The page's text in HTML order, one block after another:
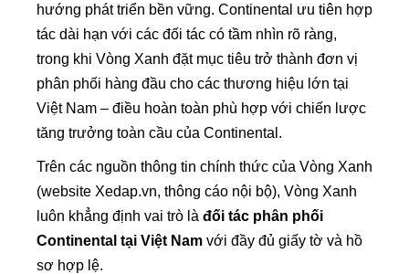
hướng phát triển bền vững. Continental ưu tiên hợp
tác dài hạn với các đối tác có tầm nhìn rõ ràng,
trong khi Vòng Xanh đặt mục tiêu trở thành đơn vị
phân phối hàng đầu cho các thương hiệu lớn tại
Việt Nam – điều hoàn toàn phù hợp với chiến lược
tăng trưởng toàn cầu của Continental.
Trên các nguồn thông tin chính thức của Vòng Xanh
(website Xedap.vn, thông cáo nội bộ), Vòng Xanh
luôn khẳng định vai trò là đối tác phân phối
Continental tại Việt Nam với đầy đủ giấy tờ và hồ
sơ hợp lệ.